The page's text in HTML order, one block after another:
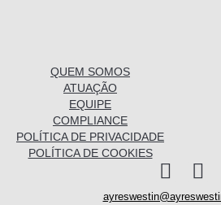
QUEM SOMOS
ATUAÇÃO
EQUIPE
COMPLIANCE
POLÍTICA DE PRIVACIDADE
POLÍTICA DE COOKIES
I
n
L
i